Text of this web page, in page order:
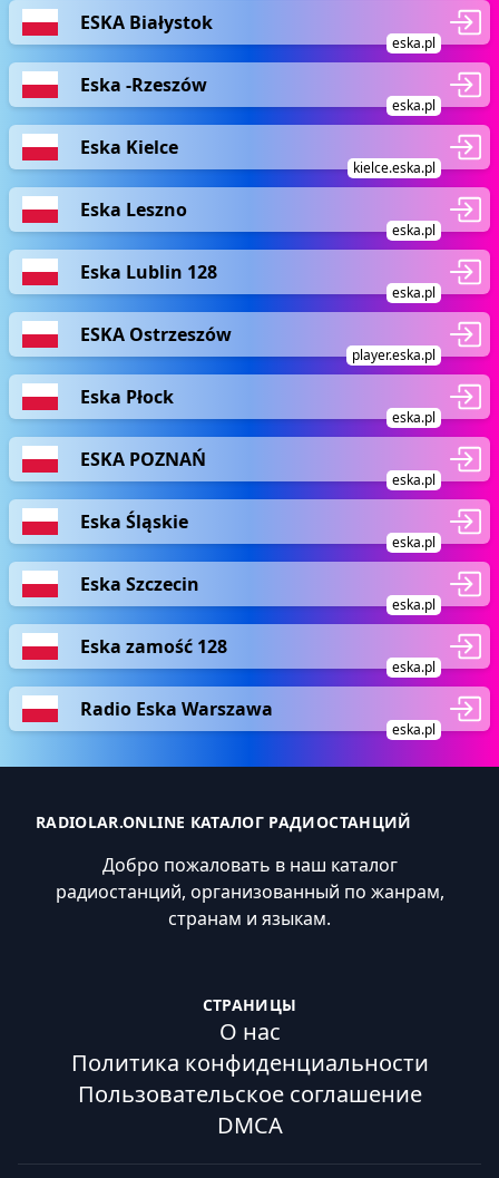
ESKA Białystok
eska.pl
Eska -Rzeszów
eska.pl
Eska Kielce
kielce.eska.pl
Eska Leszno
eska.pl
Eska Lublin 128
eska.pl
ESKA Ostrzeszów
player.eska.pl
Eska Płock
eska.pl
ESKA POZNAŃ
eska.pl
Eska Śląskie
eska.pl
Eska Szczecin
eska.pl
Eska zamość 128
eska.pl
Radio Eska Warszawa
eska.pl
RADIOLAR.ONLINE КАТАЛОГ РАДИОСТАНЦИЙ
Добро пожаловать в наш каталог
радиостанций, организованный по жанрам,
странам и языкам.
СТРАНИЦЫ
О нас
Политика конфиденциальности
Пользовательское соглашение
DMCA